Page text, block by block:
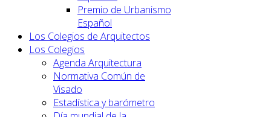
Premio de Urbanismo
Español
Los Colegios de Arquitectos
Los Colegios
Agenda Arquitectura
Normativa Común de
Visado
Estadística y barómetro